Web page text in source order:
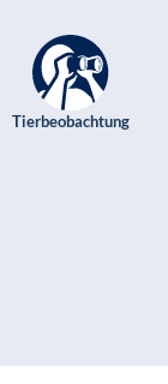
Tierbeobachtung